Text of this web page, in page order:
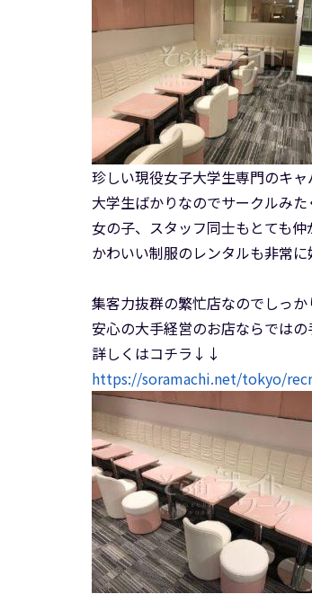
珍しい現役女子大学生専門のキ
大学生ばかりなのでサークルみ
女の子、スタッフ同士もとても
かわいい制服のレンタルも非常に
集客力抜群の繁忙店なのでしっ
安心の大手経営のお店ならでは
詳しくはコチラ↓↓
https://soramachi.net/tokyo/